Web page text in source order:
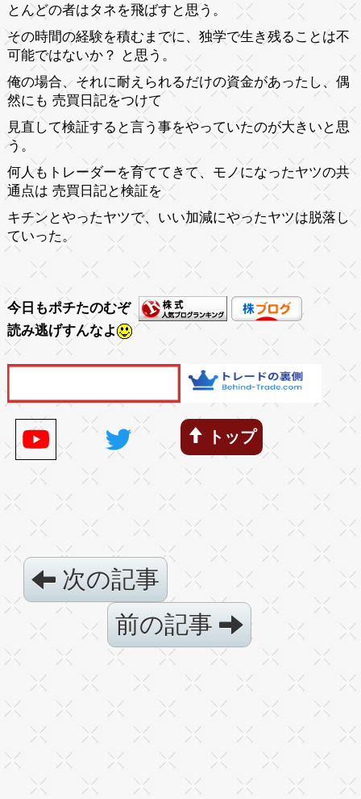
とんどの者はタネを飛ばすと思う。
その時間の経験を積むまでに、独学で生き残ることは不
可能ではないか？ と思う。
俺の場合、それに耐えられるだけの資金があったし、偶
然にも 売買日記をつけて
見直して検証すると言う事をやっていたのが大きいと思
う。
何人もトレーダーを育ててきて、モノになったヤツの共
通点は 売買日記と検証を
キチンとやったヤツで、いい加減にやったヤツは脱落し
ていった。
今日もポチたのむぞ
読み逃げすんなよ
トップ
次の記事
前の記事